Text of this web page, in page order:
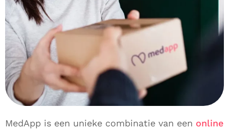
MedApp is een unieke combinatie van een online